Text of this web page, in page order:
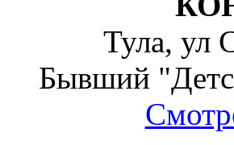
Тула, ул
Бывший